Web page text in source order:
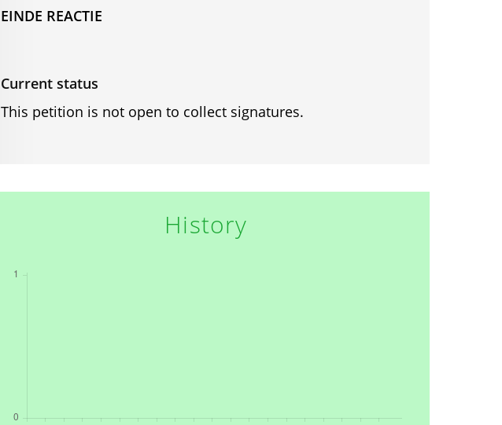
EINDE REACTIE
Current status
This petition is not open to collect signatures.
History